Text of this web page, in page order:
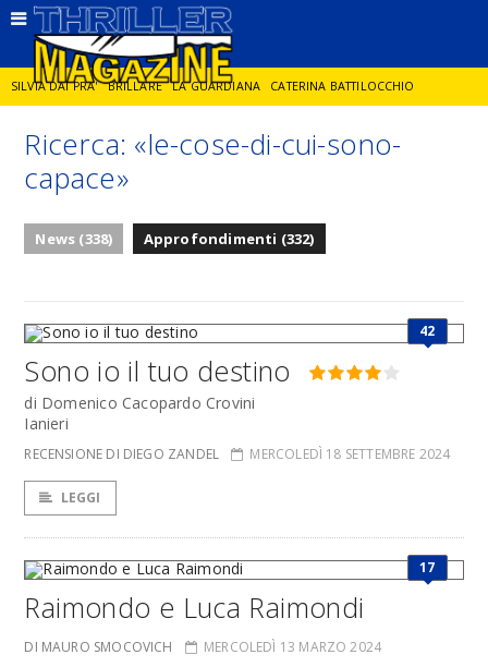
SILVIA DAI PRA' BRILLARE LA GUARDIANA CATERINA BATTILOCCHIO
JORGE DIAZ LA SPIA DELITTO IN CORNICE GIANCARLO DE CATALDO
DIEGO ZANDEL GLI ANNI DI PIETRA
Ricerca: «le-cose-di-cui-sono-
capace»
News (338) Approfondimenti (332)
42
Sono io il tuo destino
di Domenico Cacopardo Crovini
Ianieri
RECENSIONE DI DIEGO ZANDEL MERCOLEDÌ 18 SETTEMBRE 2024
LEGGI
17
Raimondo e Luca Raimondi
DI MAURO SMOCOVICH MERCOLEDÌ 13 MARZO 2024